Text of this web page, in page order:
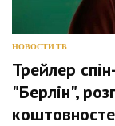
НОВОСТИ ТВ
Трейлер
"Берлін",